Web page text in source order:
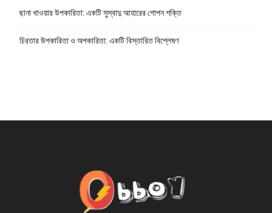
ছানা খাওয়ার উপকারিতা: একটি সুস্বাদু আহারের গোপন শক্তি
চিরতার উপকারিতা ও অপকারিতা: একটি বিস্তারিত বিশ্লেষণ